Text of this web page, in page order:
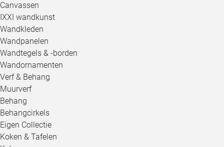
Canvassen
IXXI wandkunst
Wandkleden
Wandpanelen
Wandtegels & -borden
Wandornamenten
Verf & Behang
Muurverf
Behang
Behangcirkels
Eigen Collectie
Koken & Tafelen